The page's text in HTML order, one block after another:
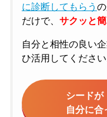
に診断してもらう
だけで、 サクッと
自分と相性の良い
ひ活用してください
シードが
自分に合